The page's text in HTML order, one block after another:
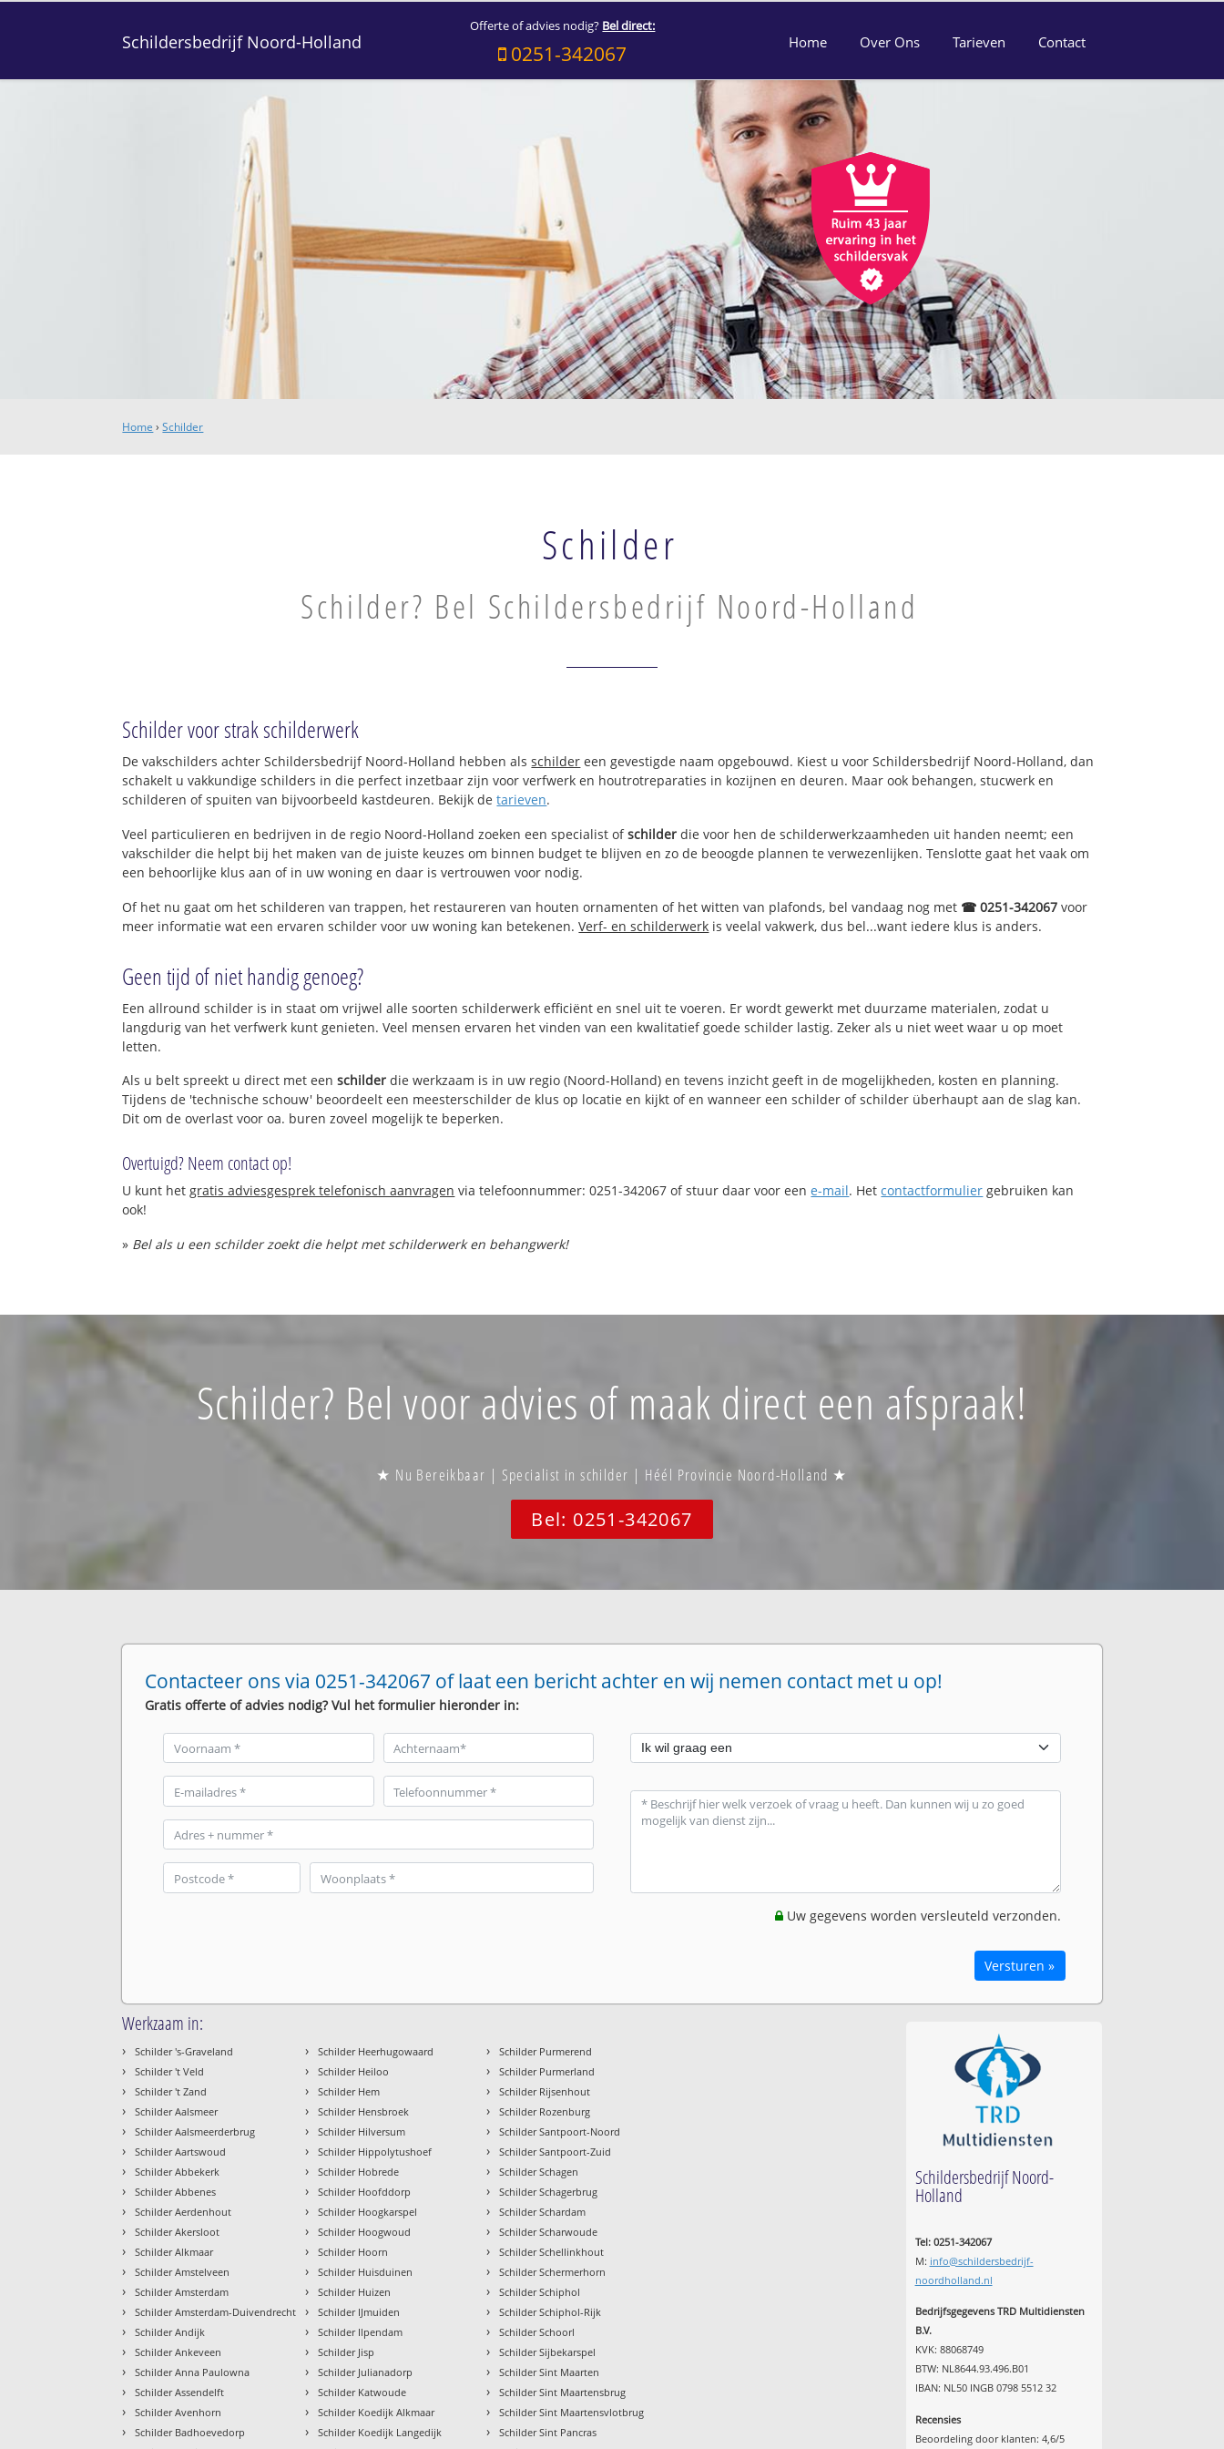
Schildersbedrijf Noord-Holland
Offerte of advies nodig? Bel direct:
0251-342067 Home Over Ons Tarieven Contact
Home ›Schilder
Schilder
Schilder? Bel Schildersbedrijf Noord-Holland
Schilder voor strak schilderwerk
De vakschilders achter Schildersbedrijf Noord-Holland hebben alsschilder een gevestigde naam opgebouwd. Kiest u voor Schildersbedrijf Noord-Holland, dan
schakelt u vakkundige schilders in die perfect inzetbaar zijn voor verfwerk en houtrotreparaties in kozijnen en deuren. Maar ook behangen, stucwerk en
schilderen of spuiten van bijvoorbeeld kastdeuren. Bekijk detarieven.
Veel particulieren en bedrijven in de regio Noord-Holland zoeken een specialist ofschilder die voor hen de schilderwerkzaamheden uit handen neemt; een
vakschilder die helpt bij het maken van de juiste keuzes om binnen budget te blijven en zo de beoogde plannen te verwezenlijken. Tenslotte gaat het vaak om
een behoorlijke klus aan of in uw woning en daar is vertrouwen voor nodig.
Of het nu gaat om het schilderen van trappen, het restaureren van houten ornamenten of het witten van plafonds, bel vandaag nog met ☎ 0251-342067 voor
meer informatie wat een ervaren schilder voor uw woning kan betekenen.Verf- en schilderwerk is veelal vakwerk, dus bel...want iedere klus is anders.
Geen tijd of niet handig genoeg?
Een allround schilder is in staat om vrijwel alle soorten schilderwerk efficiënt en snel uit te voeren. Er wordt gewerkt met duurzame materialen, zodat u
langdurig van het verfwerk kunt genieten. Veel mensen ervaren het vinden van een kwalitatief goede schilder lastig. Zeker als u niet weet waar u op moet
letten.
Als u belt spreekt u direct met eenschilder die werkzaam is in uw regio (Noord-Holland) en tevens inzicht geeft in de mogelijkheden, kosten en planning.
Tijdens de 'technische schouw' beoordeelt een meesterschilder de klus op locatie en kijkt of en wanneer een schilder of schilder überhaupt aan de slag kan.
Dit om de overlast voor oa. buren zoveel mogelijk te beperken.
Overtuigd? Neem contact op!
U kunt hetgratis adviesgesprek telefonisch aanvragen via telefoonnummer: 0251-342067 of stuur daar voor eene-mail. Hetcontactformulier gebruiken kan
ook!
» Bel als u een schilder zoekt die helpt met schilderwerk en behangwerk!
Schilder? Bel voor advies of maak direct een afspraak!
★ Nu Bereikbaar | Specialist in schilder | Héél Provincie Noord-Holland ★
Bel: 0251-342067
Contacteer ons via 0251-342067 of laat een bericht achter en wij nemen contact met u op!
Gratis offerte of advies nodig? Vul het formulier hieronder in:
Uw gegevens worden versleuteld verzonden.
Versturen »
Werkzaam in:
› Schilder 's-Graveland
› Schilder 't Veld
› Schilder 't Zand
› Schilder Aalsmeer
› Schilder Aalsmeerderbrug
› Schilder Aartswoud
› Schilder Abbekerk
› Schilder Abbenes
› Schilder Aerdenhout
› Schilder Akersloot
› Schilder Alkmaar
› Schilder Amstelveen
› Schilder Amsterdam
› Schilder Amsterdam-Duivendrecht
› Schilder Andijk
› Schilder Ankeveen
› Schilder Anna Paulowna
› Schilder Assendelft
› Schilder Avenhorn
› Schilder Badhoevedorp
› Schilder Heerhugowaard
› Schilder Heiloo
› Schilder Hem
› Schilder Hensbroek
› Schilder Hilversum
› Schilder Hippolytushoef
› Schilder Hobrede
› Schilder Hoofddorp
› Schilder Hoogkarspel
› Schilder Hoogwoud
› Schilder Hoorn
› Schilder Huisduinen
› Schilder Huizen
› Schilder IJmuiden
› Schilder Ilpendam
› Schilder Jisp
› Schilder Julianadorp
› Schilder Katwoude
› Schilder Koedijk Alkmaar
› Schilder Koedijk Langedijk
› Schilder Purmerend
› Schilder Purmerland
› Schilder Rijsenhout
› Schilder Rozenburg
› Schilder Santpoort-Noord
› Schilder Santpoort-Zuid
› Schilder Schagen
› Schilder Schagerbrug
› Schilder Schardam
› Schilder Scharwoude
› Schilder Schellinkhout
› Schilder Schermerhorn
› Schilder Schiphol
› Schilder Schiphol-Rijk
› Schilder Schoorl
› Schilder Sijbekarspel
› Schilder Sint Maarten
› Schilder Sint Maartensbrug
› Schilder Sint Maartensvlotbrug
› Schilder Sint Pancras
Schildersbedrijf Noord-
Holland
Tel: 0251-342067
M: info@schildersbedrijf-
noordholland.nl
Bedrijfsgegevens TRD Multidiensten
B.V.
KVK: 88068749
BTW: NL8644.93.496.B01
IBAN: NL50 INGB 0798 5512 32
Recensies
Beoordeling door klanten: 4,6/5